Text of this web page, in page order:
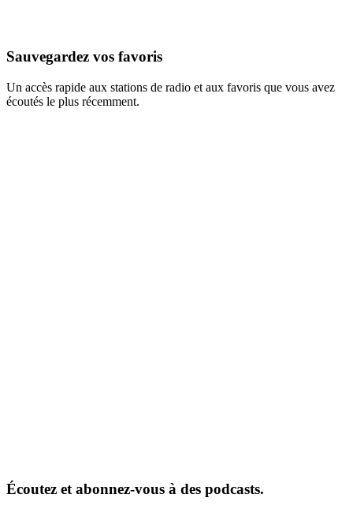
Sauvegardez vos favoris
Un accès rapide aux stations de radio et aux favoris que vous avez
écoutés le plus récemment.
Écoutez et abonnez-vous à des podcasts.